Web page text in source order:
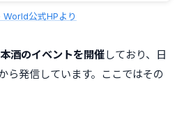
World公式HPより
酒のイベントを開催しており、日
ら発信しています。ここではその